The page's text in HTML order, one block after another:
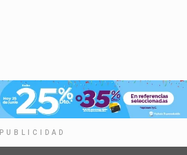
PUBLICIDAD